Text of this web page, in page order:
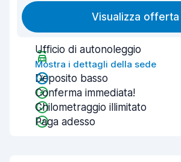
Visualizza offerta
Ufficio di autonoleggio
Mostra i dettagli della sede
Deposito basso
Conferma immediata!
Chilometraggio illimitato
Paga adesso